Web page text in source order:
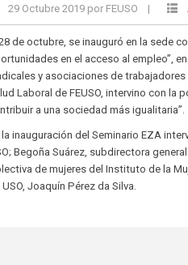
29 Octubre 2019 por FEUSO |
de octubre, se inauguró en la sede
en el acceso al empleo”,
y asociaciones de
Laboral de FEUSO, intervino con la
a una sociedad más igualitaria”.
la inauguración del Seminario EZA
Begoña Suárez, subdirectora
de mujeres del Instituto de la
USO, Joaquín Pérez da Silva.